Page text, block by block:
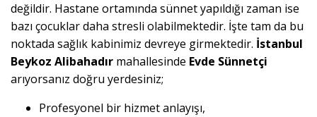
değildir. Hastane ortamında sünnet yapıldığı zaman ise
bazı çocuklar daha stresli olabilmektedir. İşte tam da bu
noktada sağlık kabinimiz devreye girmektedir. İstanbul
Beykoz Alibahadır mahallesinde Evde Sünnetçi
arıyorsanız doğru yerdesiniz;
Profesyonel bir hizmet anlayışı,